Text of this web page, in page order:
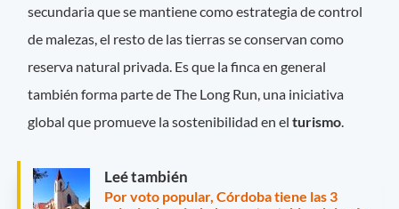
secundaria que se mantiene como estrategia de control
de malezas, el resto de las tierras se conservan como
reserva natural privada. Es que la finca en general
también forma parte de The Long Run, una iniciativa
global que promueve la sostenibilidad en elturismo
Leé también
Por voto popular, Córdoba tiene las 3